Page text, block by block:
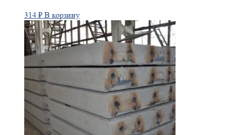
314 ₽ В корзину